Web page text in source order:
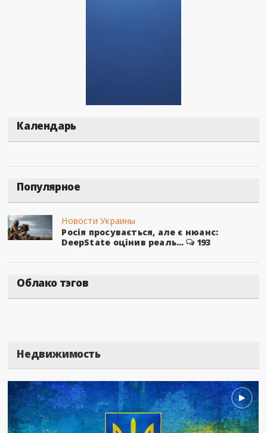
Календарь
Популярное
Новости Украины
Росія просувається, але є нюанс:
DeepState оцінив реаль...
193
Облако тэгов
Недвижимость